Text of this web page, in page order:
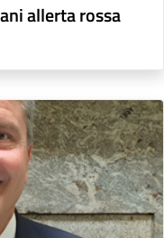
allerta rossa